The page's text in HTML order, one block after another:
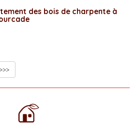
des bois de charpente à